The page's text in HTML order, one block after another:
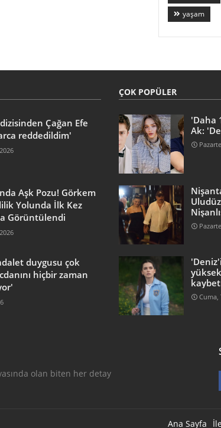
yaşam
Çağan Efe
reddedildim'
Aşk Pozu! Görkem
Yolunda İlk Kez
Görüntülendi
duygusu çok
hiçbir zaman
ÇOK POPÜLER
'Daha
Ak:
Cuma,
olan biten her detay
Ana Sayfa